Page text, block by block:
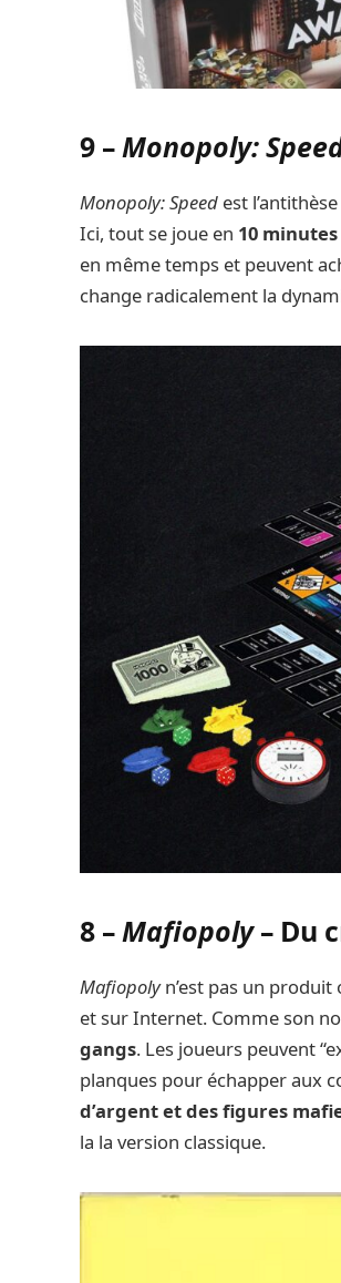
9 – Monopoly:
Monopoly: Speed est
Ici, tout se joue en 10
en même temps et peuvent
change radicalement la
8 – Mafiopoly– Du
Mafiopolyn’est pas un
et sur Internet. Comme son
gangs. Les joueurs peuvent
planques pour échapper aux
d’argent et des figures
la la version classique.